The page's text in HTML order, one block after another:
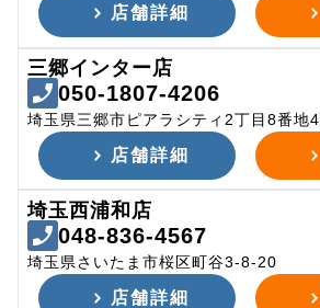
店舗詳細
三郷インター店
050-1807-4206
埼玉県三郷市ピアラシティ2丁目8番地4
店舗詳細
埼玉西浦和店
048-836-4567
埼玉県さいたま市桜区町谷3-8-20
店舗詳細